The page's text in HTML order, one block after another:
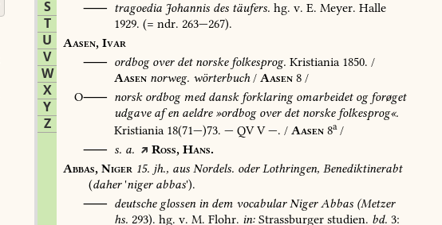
S
T
U
V
W
X
Y
Z
⸺ tragoedia Johannis des täufers. hg. v. E. Meyer. Halle
1929. (= ndr. 263—267).
Aasen, Ivar
⸺ ordbogoverdetnorskefolkesprog. Kristiania 1850. /
Aasen norweg. wörterbuch/ Aasen 8 /
O⸺ norskordbogmeddanskforklaringomarbeidetogforøget
udgaveafenaeldre»ordbogoverdetnorskefolkesprog«.
Kristiania 18(71—)73. — QVV—. / Aasen 8a/
⸺ s. a. Ross, Hans.
Abbas, Niger 15. jh., aus Nordels. oderLothringen, Benediktinerabt
(daher'nigerabbas').
⸺ deutscheglossenindem vocabularNigerAbbas (Metzer
hs. 293). hg. v. M. Flohr. in: Strassburger studien. bd. 3: